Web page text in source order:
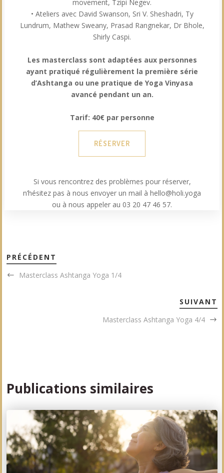
movement, Tzipi Negev.
• Ateliers avec David Swanson, Sri V. Sheshadri, Ty
Lundrum, Mathew Sweany, Prasad Rangnekar, Dr Bhole,
Shirly Caspi.
Les masterclass sont adaptées aux personnes
ayant pratiqué régulièrement la première série
d’Ashtanga ou une pratique de Yoga Vinyasa
avancé pendant un an.
Tarif: 40€ par personne
RÉSERVER
Si vous rencontrez des problèmes pour réserver,
n’hésitez pas à nous envoyer un mail à hello@holi.yoga
ou à nous appeler au 03 20 47 46 57.
PRÉCÉDENT
Masterclass Ashtanga Yoga 1/4
SUIVANT
Masterclass Ashtanga Yoga 4/4
Publications similaires